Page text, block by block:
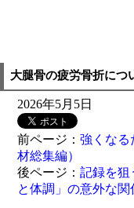
大腿骨の疲労骨折につ
2026年5月5日
前ページ：強くな
材総集編）
後ページ：記録を狙
と体調」の意外な関